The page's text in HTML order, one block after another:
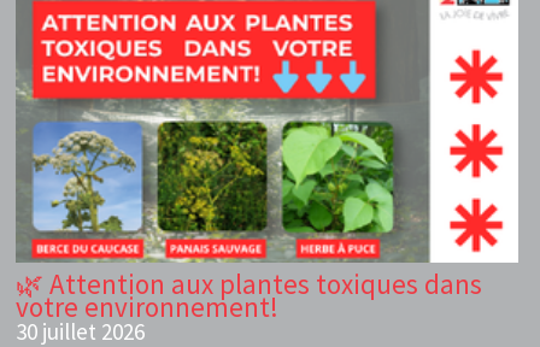
🌿 Attention aux plantes toxiques dans
votre environnement!
30 juillet 2026